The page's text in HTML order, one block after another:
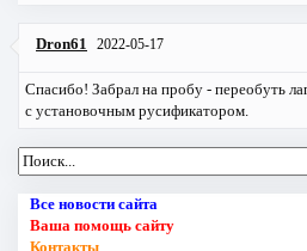
Dron61 2022-05-17
Спасибо! Забрал на пробу - переобуть
с установочным русификатором.
Все новости сайта
Ваша помощь сайту
Контакты